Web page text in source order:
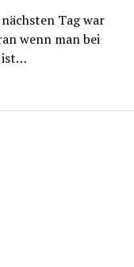
Tag war
wenn man bei
ist…